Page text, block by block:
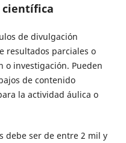
científica
de divulgación
resultados parciales o
o investigación. Pueden
de contenido
la actividad áulica o
debe ser de entre 2 mil y